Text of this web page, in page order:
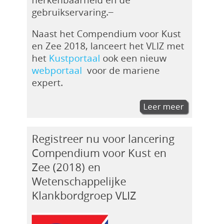
gebruikservaring.
Naast het Compendium voor Kust
en Zee 2018, lanceert het VLIZ met
het Kustportaal ook een nieuw
webportaal voor de mariene
expert.
Leer meer
Registreer nu voor lancering
Compendium voor Kust en
Zee (2018) en
Wetenschappelijke
Klankbordgroep VLIZ